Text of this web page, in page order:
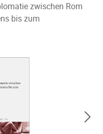
zwischen Rom
bis zum